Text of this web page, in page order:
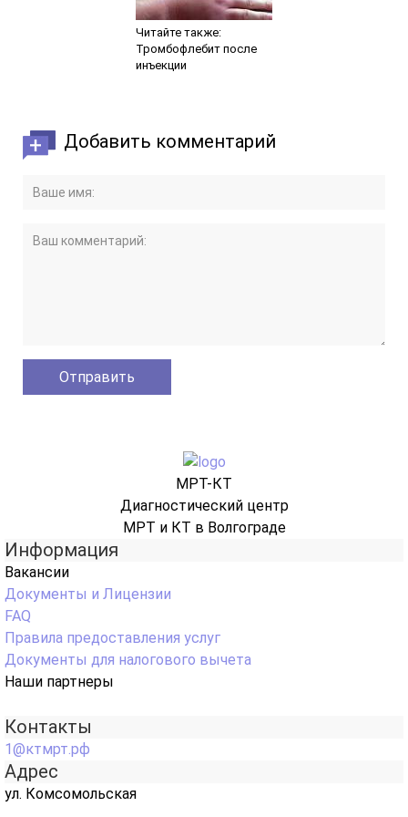
Читайте также:
Тромбофлебит после
инъекции
Добавить комментарий
МРТ-КТ
Диагностический центр
МРТ и КТ в Волгограде
Информация
Вакансии
Документы и Лицензии
FAQ
Правила предоставления услуг
Документы для налогового вычета
Наши партнеры
Контакты
1@ктмрт.рф
Адрес
ул. Комсомольская